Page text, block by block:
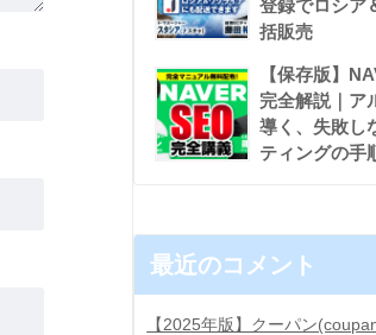
登録でロシア
括販売
【保存版】
完全解説｜ア
導く、失敗し
ティングの手
最近のコメント
【2025年版】クーパン